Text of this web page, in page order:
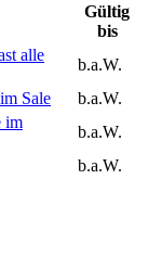
Gültig
bis
alle
b.a.W.
Sale
b.a.W.
im
b.a.W.
b.a.W.